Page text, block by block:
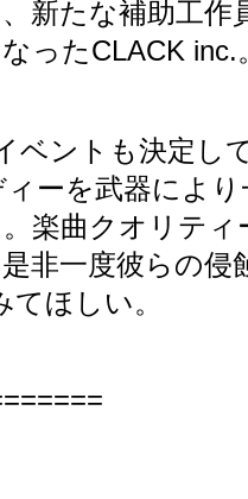
新たな補助工作
ったCLACK inc.
ベントも決定し
ーを武器によ
楽曲クオリティ
非一度彼らの侵
ほしい。